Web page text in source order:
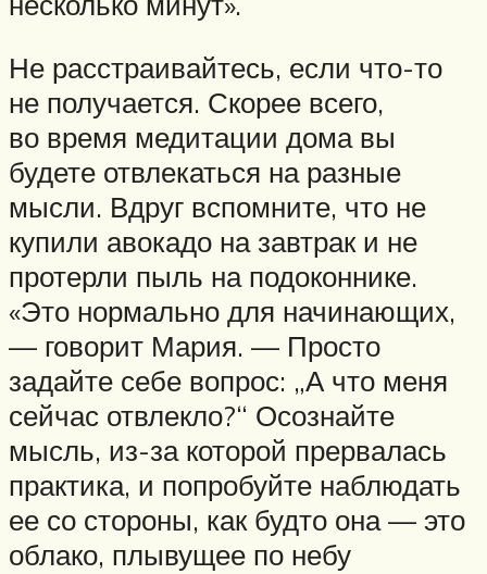
Не расстраивайтесь, если что-то
не получается. Скорее всего,
во время медитации дома вы
будете отвлекаться на разные
мысли. Вдруг вспомните, что не
купили авокадо на завтрак и не
протерли пыль на подоконнике.
«Это нормально для начинающих,
— говорит Мария. — Просто
задайте себе вопрос: „А что меня
сейчас отвлекло?“ Осознайте
мысль, из-за которой прервалась
практика, и попробуйте наблюдать
ее со стороны, как будто она — это
облако, плывущее по небу